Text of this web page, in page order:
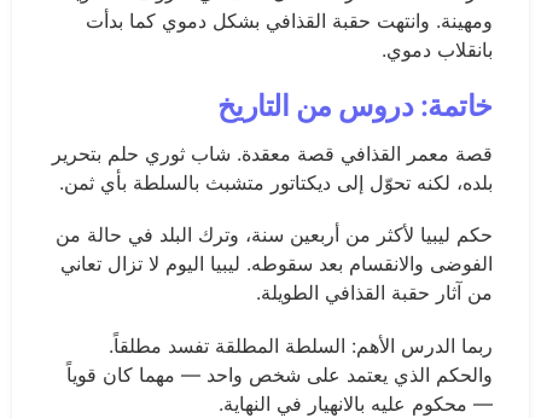
ومهينة. وانتهت حقبة القذافي بشكل دموي كما بدأت
بانقلاب دموي.
خاتمة: دروس من التاريخ
قصة معمر القذافي قصة معقدة. شاب ثوري حلم بتحرير
بلده، لكنه تحوّل إلى ديكتاتور متشبث بالسلطة بأي ثمن.
حكم ليبيا لأكثر من أربعين سنة، وترك البلد في حالة من
الفوضى والانقسام بعد سقوطه. ليبيا اليوم لا تزال تعاني
من آثار حقبة القذافي الطويلة.
ربما الدرس الأهم: السلطة المطلقة تفسد مطلقاً.
والحكم الذي يعتمد على شخص واحد — مهما كان قوياً
— محكوم عليه بالانهيار في النهاية.